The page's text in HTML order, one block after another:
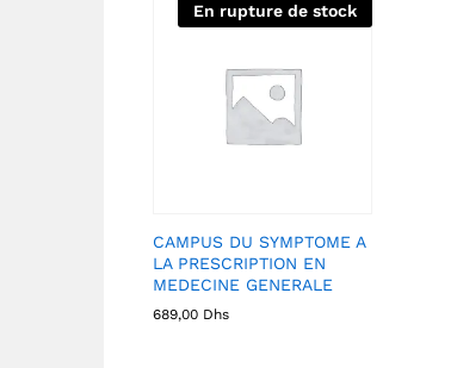
En rupture de stock
CAMPUS DU SYMPTOME A
LA PRESCRIPTION EN
MEDECINE GENERALE
689,00 Dhs